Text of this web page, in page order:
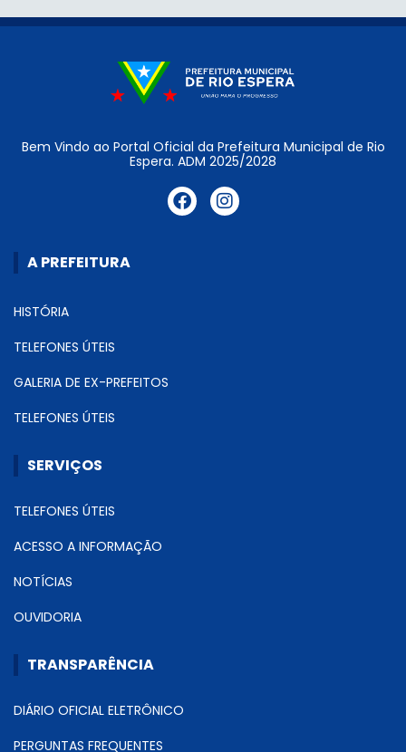
Bem Vindo ao Portal Oficial da Prefeitura Municipal de Rio
Espera. ADM 2025/2028
A PREFEITURA
HISTÓRIA
TELEFONES ÚTEIS
GALERIA DE EX-PREFEITOS
TELEFONES ÚTEIS
SERVIÇOS
TELEFONES ÚTEIS
ACESSO A INFORMAÇÃO
NOTÍCIAS
OUVIDORIA
TRANSPARÊNCIA
DIÁRIO OFICIAL ELETRÔNICO
PERGUNTAS FREQUENTES